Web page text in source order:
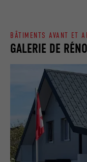
GALERIE DE
BÂTIMENTS AVANT ET
UTILITÉ
NOM
FOURNISSEUR
2